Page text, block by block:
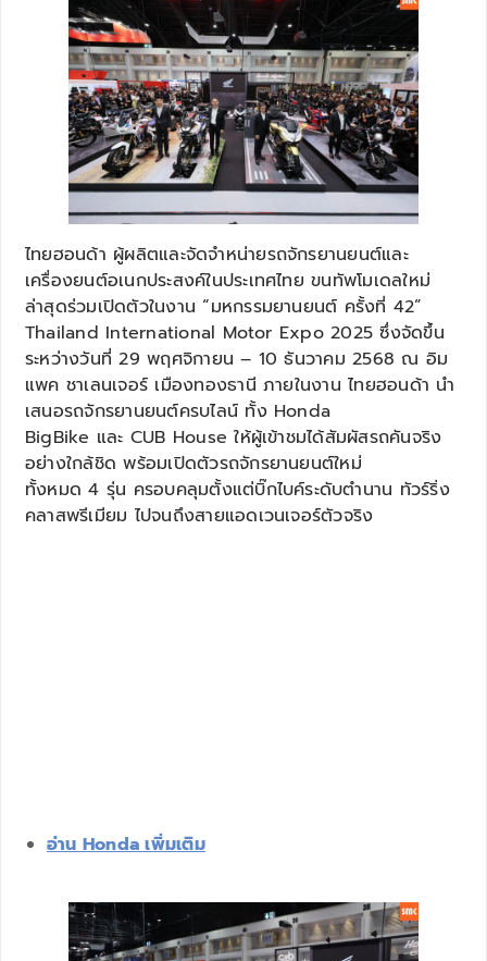
ไทยฮอนด้า ผู้ผลิตและจัดจำหน่ายรถจักรยานยนต์และ
เครื่องยนต์อเนกประสงค์ในประเทศไทย ขนทัพโมเดลใหม่
ล่าสุดร่วมเปิดตัวในงาน “มหกรรมยานยนต์ ครั้งที่ 42”
Thailand International Motor Expo 2025 ซึ่งจัดขึ้น
ระหว่างวันที่ 29 พฤศจิกายน – 10 ธันวาคม 2568 ณ อิม
แพค ชาเลนเจอร์ เมืองทองธานี ภายในงาน ไทยฮอนด้า นำ
เสนอรถจักรยานยนต์ครบไลน์ ทั้ง Honda
BigBike และ CUB House ให้ผู้เข้าชมได้สัมผัสรถคันจริง
อย่างใกล้ชิด พร้อมเปิดตัวรถจักรยานยนต์ใหม่
ทั้งหมด 4 รุ่น ครอบคลุมตั้งแต่บิ๊กไบค์ระดับตำนาน ทัวร์ริ่ง
คลาสพรีเมียม ไปจนถึงสายแอดเวนเจอร์ตัวจริง
อ่าน Honda เพิ่มเติม